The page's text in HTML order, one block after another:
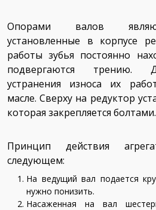
Опорами валов
установленные в корпусе
работы зубья постоянно
подвергаются трению.
устранения износа их
масле. Сверху на редуктор
которая закрепляется болтами.
Принцип действия
следующем:
На ведущий вал подается
нужно понизить.
Насаженная на вал